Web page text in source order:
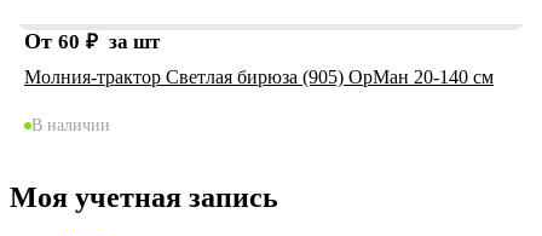
От 60 ₽ за шт
Молния-трактор Светлая бирюза (905) ОрМан 20-140 см
В наличии
Моя учетная запись